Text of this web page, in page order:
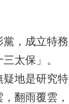
，成立特務
太保」。
疑地是研究特
翻雨覆雲，